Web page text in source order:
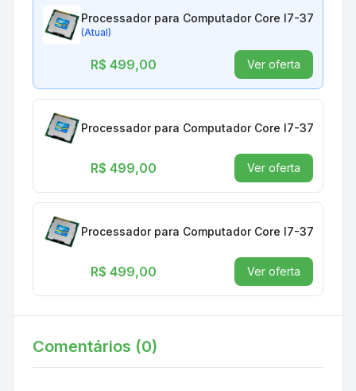
Processador para Computador Core I7-3770
(Atual)
R$ 499,00 Ver oferta
Processador para Computador Core I7-3770
R$ 499,00 Ver oferta
Processador para Computador Core I7-3770
R$ 499,00 Ver oferta
Comentários (0)